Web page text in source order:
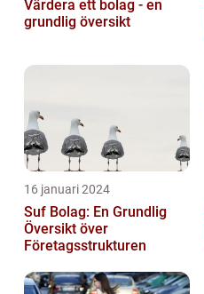
Värdera ett bolag - en
grundlig översikt
16 januari 2024
Suf Bolag: En Grundlig
Översikt över
Företagsstrukturen